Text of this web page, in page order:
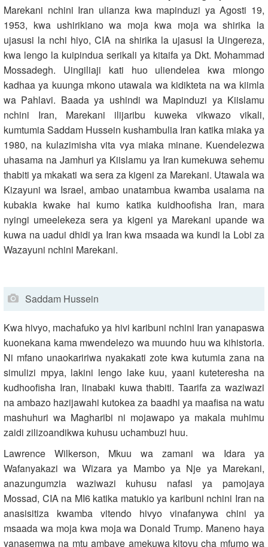
Marekani nchini Iran ulianza kwa mapinduzi ya Agosti 19,
1953, kwa ushirikiano wa moja kwa moja wa shirika la
ujasusi la nchi hiyo, CIA na shirika la ujasusi la Uingereza,
kwa lengo la kuipindua serikali ya kitaifa ya Dkt. Mohammad
Mossadegh. Uingiliaji kati huo uliendelea kwa miongo
kadhaa ya kuunga mkono utawala wa kidikteta na wa kiimla
wa Pahlavi. Baada ya ushindi wa Mapinduzi ya Kiislamu
nchini Iran, Marekani ilijaribu kuweka vikwazo vikali,
kumtumia Saddam Hussein kushambulia Iran katika miaka ya
1980, na kulazimisha vita vya miaka minane. Kuendelezwa
uhasama na Jamhuri ya Kiislamu ya Iran kumekuwa sehemu
thabiti ya mkakati wa sera za kigeni za Marekani. Utawala wa
Kizayuni wa Israel, ambao unatambua kwamba usalama na
kubakia kwake hai kumo katika kuidhoofisha Iran, mara
nyingi umeelekeza sera ya kigeni ya Marekani upande wa
kuwa na uadui dhidi ya Iran kwa msaada wa kundi la Lobi za
Wazayuni nchini Marekani.
Saddam Hussein
Kwa hivyo, machafuko ya hivi karibuni nchini Iran yanapaswa
kuonekana kama mwendelezo wa muundo huu wa kihistoria.
Ni mfano unaokaririwa nyakakati zote kwa kutumia zana na
simulizi mpya, lakini lengo lake kuu, yaani kuteteresha na
kudhoofisha Iran, linabaki kuwa thabiti. Taarifa za waziwazi
na ambazo hazijawahi kutokea za baadhi ya maafisa na watu
mashuhuri wa Magharibi ni mojawapo ya makala muhimu
zaidi zilizoandikwa kuhusu uchambuzi huu.
Lawrence Wilkerson, Mkuu wa zamani wa Idara ya
Wafanyakazi wa Wizara ya Mambo ya Nje ya Marekani,
anazungumzia waziwazi kuhusu nafasi ya pamojaya
Mossad, CIA na MI6 katika matukio ya karibuni nchini Iran na
anasisitiza kwamba vitendo hivyo vinafanywa chini ya
msaada wa moja kwa moja wa Donald Trump. Maneno haya
yanasemwa na mtu ambaye amekuwa kitovu cha mfumo wa